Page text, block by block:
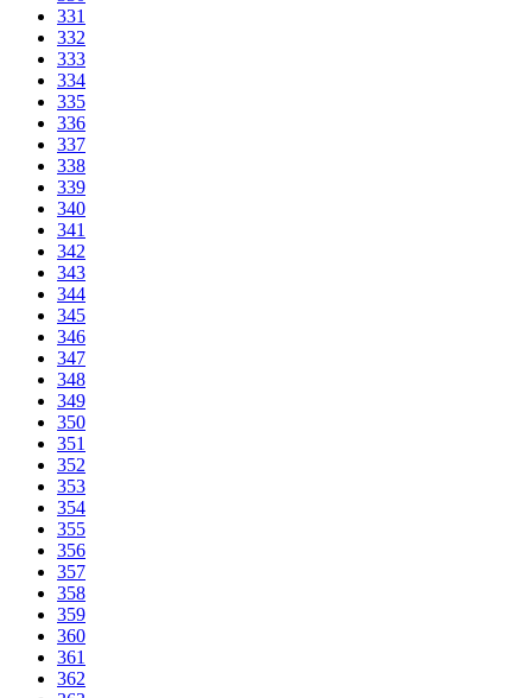
331
332
333
334
335
336
337
338
339
340
341
342
343
344
345
346
347
348
349
350
351
352
353
354
355
356
357
358
359
360
361
362